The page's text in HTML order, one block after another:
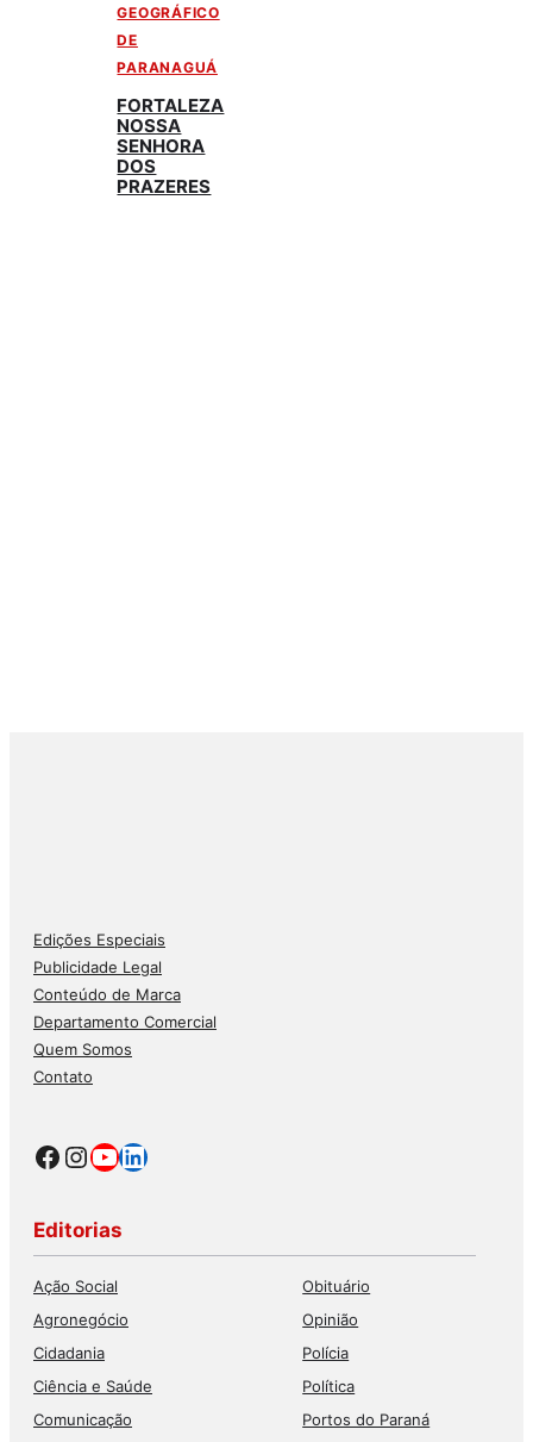
GEOGRÁFICO
DE
PARANAGUÁ
FORTALEZA
NOSSA
SENHORA
DOS
PRAZERES
Edições Especiais
Publicidade Legal
Conteúdo de Marca
Departamento Comercial
Quem Somos
Contato
Facebook
Instagram
Youtube
LinkedIn
Editorias
Ação Social
Agronegócio
Cidadania
Ciência e Saúde
Comunicação
Obituário
Opinião
Polícia
Política
Portos do Paraná